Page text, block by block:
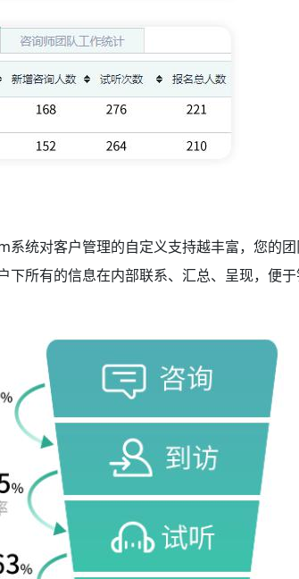
统对客户管理的自定义支持越丰富，您的
所有的信息在内部联系、汇总、呈现，便